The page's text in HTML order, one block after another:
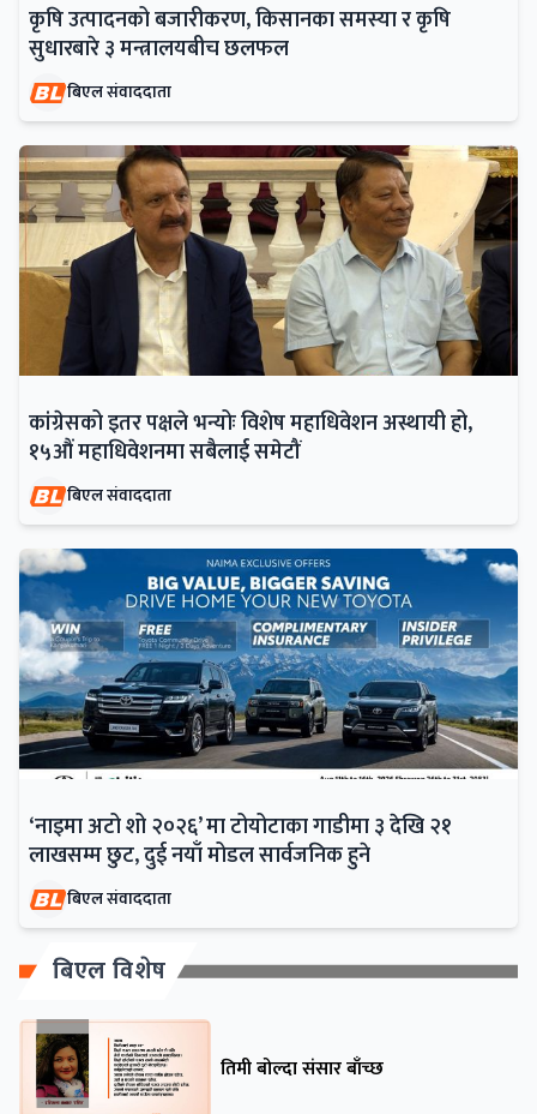
कृषि उत्पादनको बजारीकरण, किसानका समस्या र कृषि
सुधारबारे ३ मन्त्रालयबीच छलफल
बिएल संवाददाता
कांग्रेसको इतर पक्षले भन्योः विशेष महाधिवेशन अस्थायी हो,
१५औं महाधिवेशनमा सबैलाई समेटौं
बिएल संवाददाता
‘नाइमा अटो शो २०२६’ मा टोयोटाका गाडीमा ३ देखि २१
लाखसम्म छुट, दुई नयाँ मोडल सार्वजनिक हुने
बिएल संवाददाता
बिएल विशेष
तिमी बोल्दा संसार बाँच्छ